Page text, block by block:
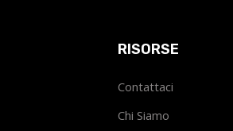
RISORSE
Contattaci
Chi Siamo